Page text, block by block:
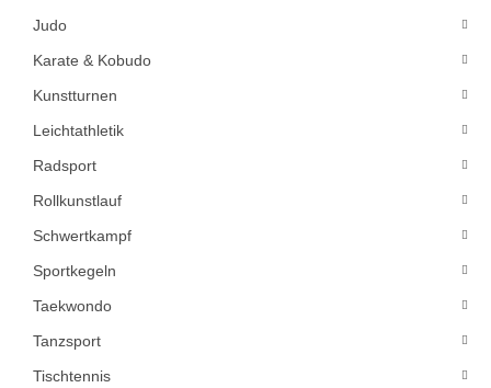
Judo
Karate & Kobudo
Kunstturnen
Leichtathletik
Radsport
Rollkunstlauf
Schwertkampf
Sportkegeln
Taekwondo
Tanzsport
Tischtennis